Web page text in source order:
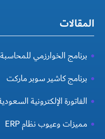
المقالات
برنامج الخوارزمي
برنامج كاشير سوبر ماركت
الفاتورة الإلكترونية
مميزات وعيوب نظام ERP